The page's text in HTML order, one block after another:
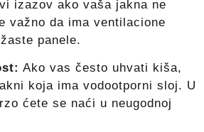
izazov ako vaša jakna ne
važno da ima ventilacione
panele.
Ako vas često uhvati kiša,
koja ima vodootporni sloj. U
ćete se naći u neugodnoj